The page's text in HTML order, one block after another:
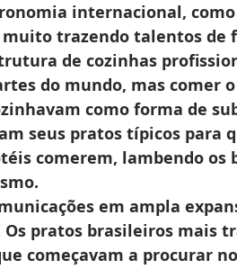
internacional,
trazendo talentos de
de cozinhas
do mundo, mas comer
como forma de
seus pratos típicos para
comerem, lambendo os
em ampla
pratos brasileiros mais
começavam a procurar no